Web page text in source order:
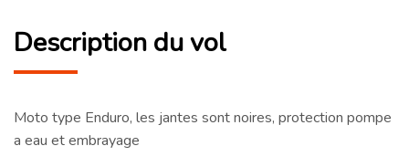
Description du vol
Moto type Enduro, les jantes sont noires, protection pompe
a eau et embrayage